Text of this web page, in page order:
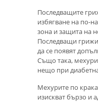
Последващите
избягване на по-
зона и защита на
Последващи
да се появят
Също така,
нещо при
Мехурите по
изискват бързо и